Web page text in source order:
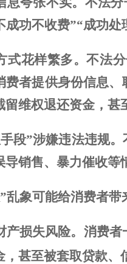
成功不收费”“成功处
式花样繁多。不法
费者提供身份信息、
维权退还资金， 甚
段”涉嫌违法违规。
导销售、暴力催收等
乱象可能给消费者带
损失风险。 消费者
，甚至被套取贷款、